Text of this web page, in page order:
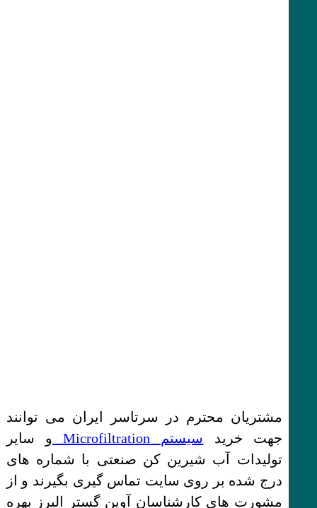
مشتریان محترم در سرتاسر ایران می توانند
جهت خرید سیستم Microfiltration
و سایر
تولیدات آب شیرین کن صنعتی با شماره های
درج شده بر روی سایت تماس‌ گیری بگیرند و از
مشورت های کارشناسان آوین گستر البرز بهره